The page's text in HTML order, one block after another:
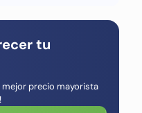
tu
mejor precio mayorista